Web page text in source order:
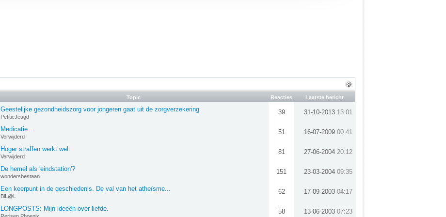
Topic Reacties Laatste bericht
Geestelijke gezondheidszorg voor jongeren gaat uit de zorgverzekering
PetitieJeugd
39 31-10-2013 13:01
Medicatie....
Verwijderd
51 16-07-2009 00:41
Hoger straffen werkt wel.
Verwijderd
81 27-06-2004 20:12
De hemel als 'eindstation'?
wondersbestaan
151 23-03-2004 09:35
Een keerpunt in de geschiedenis. De val van het atheïsme...
BiL@L
62 17-09-2003 04:17
LONGPOSTS: Mijn ideeën over liefde. 58 13-06-2003 07:23